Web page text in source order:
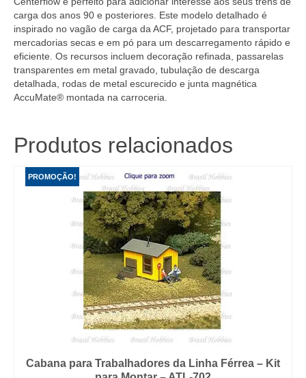
carga dos anos 90 e posteriores. Este modelo detalhado é
inspirado no vagão de carga da ACF, projetado para transportar
mercadorias secas e em pó para um descarregamento rápido e
eficiente. Os recursos incluem decoração refinada, passarelas
transparentes em metal gravado, tubulação de descarga
detalhada, rodas de metal escurecido e junta magnética
AccuMate® montada na carroceria.
Produtos relacionados
PROMOÇÃO!
Cabana para Trabalhadores da Linha Férrea – Kit